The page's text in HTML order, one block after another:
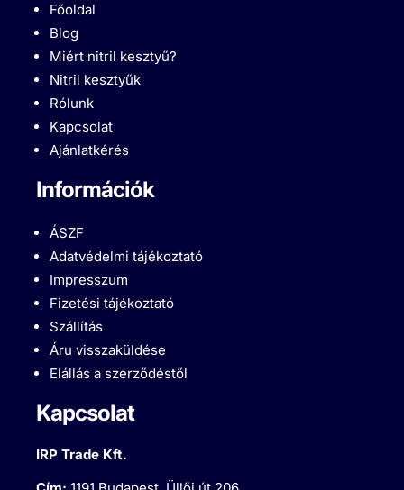
Főoldal
Blog
Miért nitril kesztyű?
Nitril kesztyűk
Rólunk
Kapcsolat
Ajánlatkérés
Információk
ÁSZF
Adatvédelmi tájékoztató
Impresszum
Fizetési tájékoztató
Szállítás
Áru visszaküldése
Elállás a szerződéstől
Kapcsolat
IRP Trade Kft.